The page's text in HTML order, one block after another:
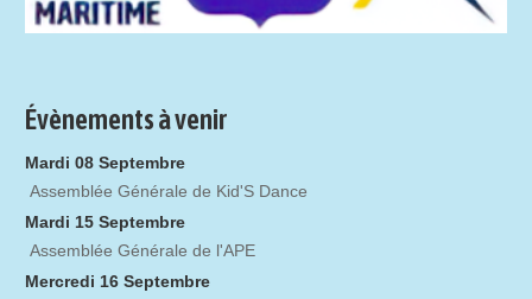
Évènements à venir
Mardi 08 Septembre
Assemblée Générale de Kid'S Dance
Mardi 15 Septembre
Assemblée Générale de l'APE
Mercredi 16 Septembre